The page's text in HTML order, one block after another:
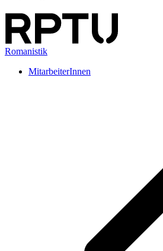
Romanistik
MitarbeiterInnen